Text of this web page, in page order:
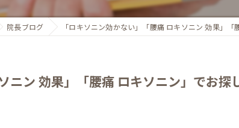
院長ブログ 「ロキソニン効かない」「腰痛 ロキソニン 効果」
ニン 効果」「腰痛 ロキソニン」でお